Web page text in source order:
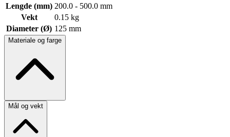
Lengde (mm) 200.0 - 500.0 mm
Vekt
0.15 kg
Diameter (Ø) 125 mm
Materiale og farge
Mål og vekt